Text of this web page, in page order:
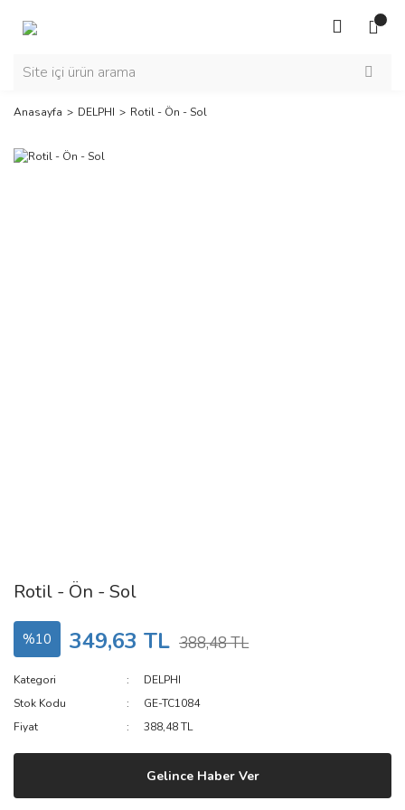
Anasayfa DELPHI Rotil - Ön - Sol
Rotil - Ön - Sol
%10 349,63 TL 388,48 TL
Kategori
DELPHI
Stok Kodu
GE-TC1084
Fiyat
388,48 TL
Gelince Haber Ver